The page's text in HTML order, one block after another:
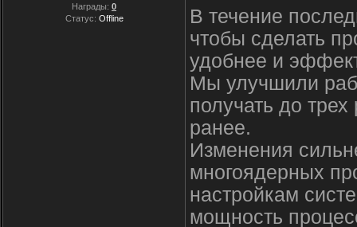
Награды: 0
Статус: Offline
В течение
чтобы сделать
удобнее и
Мы улучшили
получать до
ранее.
Изменения
многоядерных
настройкам
мощность